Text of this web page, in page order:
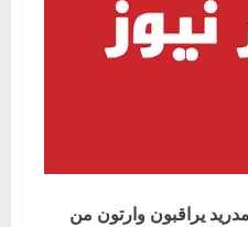
يراقبون وارتون من